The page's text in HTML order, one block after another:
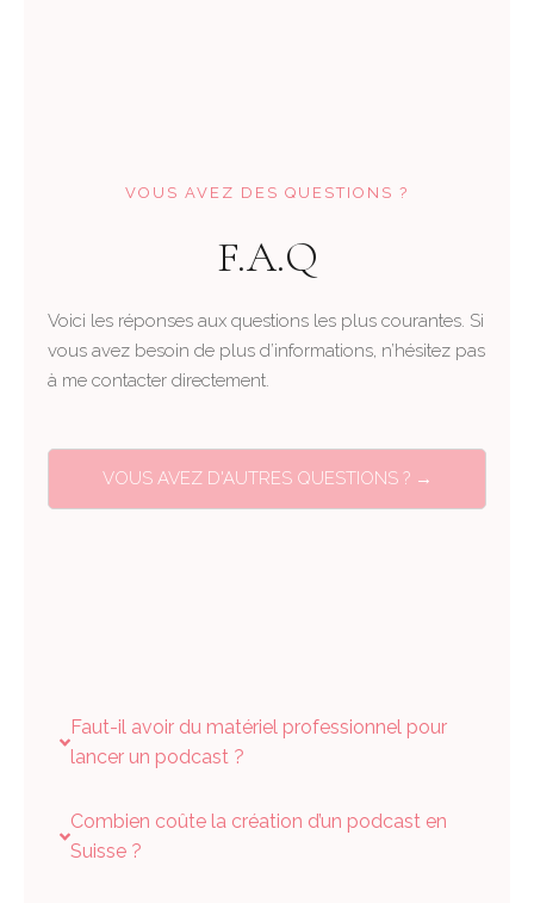
VOUS AVEZ DES QUESTIONS ?
F.A.Q
Voici les réponses aux questions les plus courantes. Si
vous avez besoin de plus d’informations, n’hésitez pas
à me contacter directement.
VOUS AVEZ D'AUTRES QUESTIONS ? →
Faut-il avoir du matériel professionnel pour
lancer un podcast ?
Combien coûte la création d’un podcast en
Suisse ?